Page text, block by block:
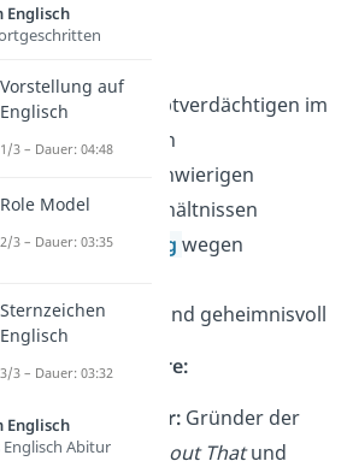
genannt Nate
einer der Hauptverdächtigen im
Mordfall Simon
kommt aus schwierigen
familiären Verhältnissen
auf Bewährungwegen
verschlossen und geheimnisvoll
Weitere Charaktere:
Simon Kelleher: Gründer der
Gossip-App
About Thatund
Englisch
Vorstellung auf
Englisch
1/3 – Dauer: 04:48
Role Model
2/3 – Dauer: 03:35
Sternzeichen
Englisch
3/3 – Dauer: 03:32
Englisch
Abitur